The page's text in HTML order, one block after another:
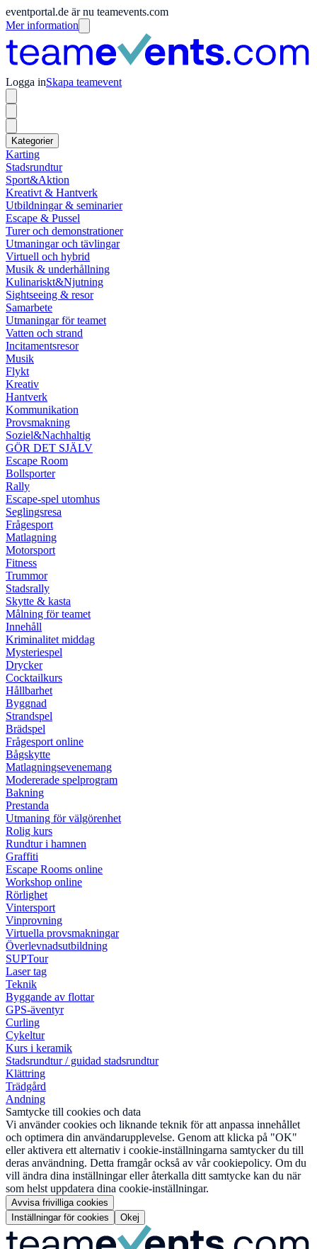
eventportal.de är nu teamevents.com
Mer information
Logga inSkapa teamevent
Kategorier
Karting
Stadsrundtur
Sport&Aktion
Kreativt & Hantverk
Utbildningar & seminarier
Escape & Pussel
Turer och demonstrationer
Utmaningar och tävlingar
Virtuell och hybrid
Musik & underhållning
Kulinariskt&Njutning
Sightseeing & resor
Samarbete
Utmaningar för teamet
Vatten och strand
Incitamentsresor
Musik
Flykt
Kreativ
Hantverk
Kommunikation
Provsmakning
Soziel&Nachhaltig
GÖR DET SJÄLV
Escape Room
Bollsporter
Rally
Escape-spel utomhus
Seglingsresa
Frågesport
Matlagning
Motorsport
Fitness
Trummor
Stadsrally
Skytte & kasta
Målning för teamet
Innehåll
Kriminalitet middag
Mysteriespel
Drycker
Cocktailkurs
Hållbarhet
Byggnad
Strandspel
Brädspel
Frågesport online
Bågskytte
Matlagningsevenemang
Modererade spelprogram
Bakning
Prestanda
Utmaning för välgörenhet
Rolig kurs
Rundtur i hamnen
Graffiti
Escape Rooms online
Workshop online
Rörlighet
Vintersport
Vinprovning
Virtuella provsmakningar
Överlevnadsutbildning
SUPTour
Laser tag
Teknik
Byggande av flottar
GPS-äventyr
Curling
Cykeltur
Kurs i keramik
Stadsrundtur / guidad stadsrundtur
Klättring
Trädgård
Andning
Samtycke till cookies och data
Vi använder cookies och liknande teknik för att anpassa innehållet
och optimera din användarupplevelse. Genom att klicka på "OK"
eller aktivera ett alternativ i cookie-inställningarna samtycker du till
deras användning. Detta framgår också av vår cookiepolicy. Om du
vill ändra dina inställningar eller återkalla ditt samtycke kan du när
som helst uppdatera dina cookie-inställningar.
Avvisa frivilliga cookies
Inställningar för cookies
Okej